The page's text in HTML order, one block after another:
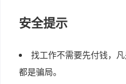
安全提示
找工作不需要先付钱，
都是骗局。